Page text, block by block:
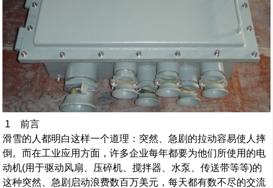
1 前言
滑雪的人都明白这样一个道理：突然、急剧的拉动容易使人摔
倒。而在工业应用方面，许多企业每年都要为他们所使用的电
动机(用于驱动风扇、压碎机、搅拌器、水泵、传送带等等)的
这种突然、急剧启动浪费数百万美元，每天都有数不尽的交流